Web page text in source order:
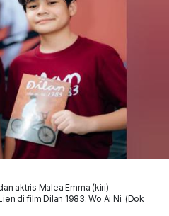
aktris Malea Emma (kiri)
di film Dilan 1983: Wo Ai Ni. (Dok